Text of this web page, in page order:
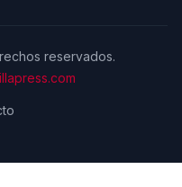
reservados.